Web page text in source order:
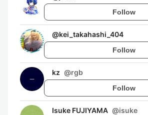
Follow
@kei_takahashi_404
Follow
kz @rgb
Follow
Isuke FUJIYAMA @isuke